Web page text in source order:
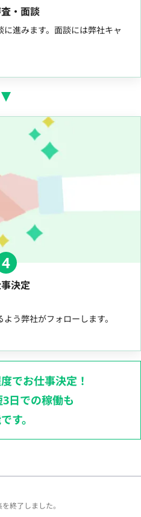
・面談
進みます。面談には弊社キャ
4
決定
う弊社がフォローします。
でお仕事決定！
日での稼働も
す。
終了しました。